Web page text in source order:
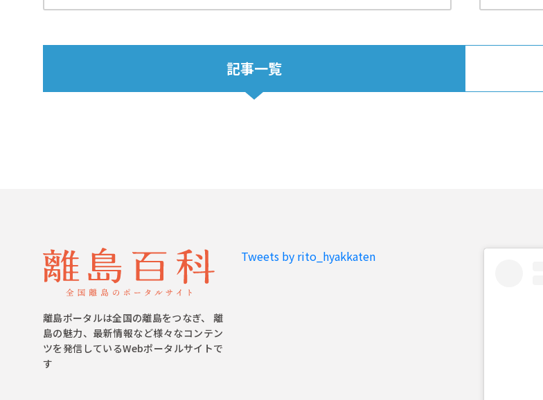
記事一覧
離島ポータルは全国の離島をつなぎ、 離
島の魅力、最新情報など様々なコンテン
ツを発信しているWebポータルサイトで
す
Tweets by rito_hyakkaten